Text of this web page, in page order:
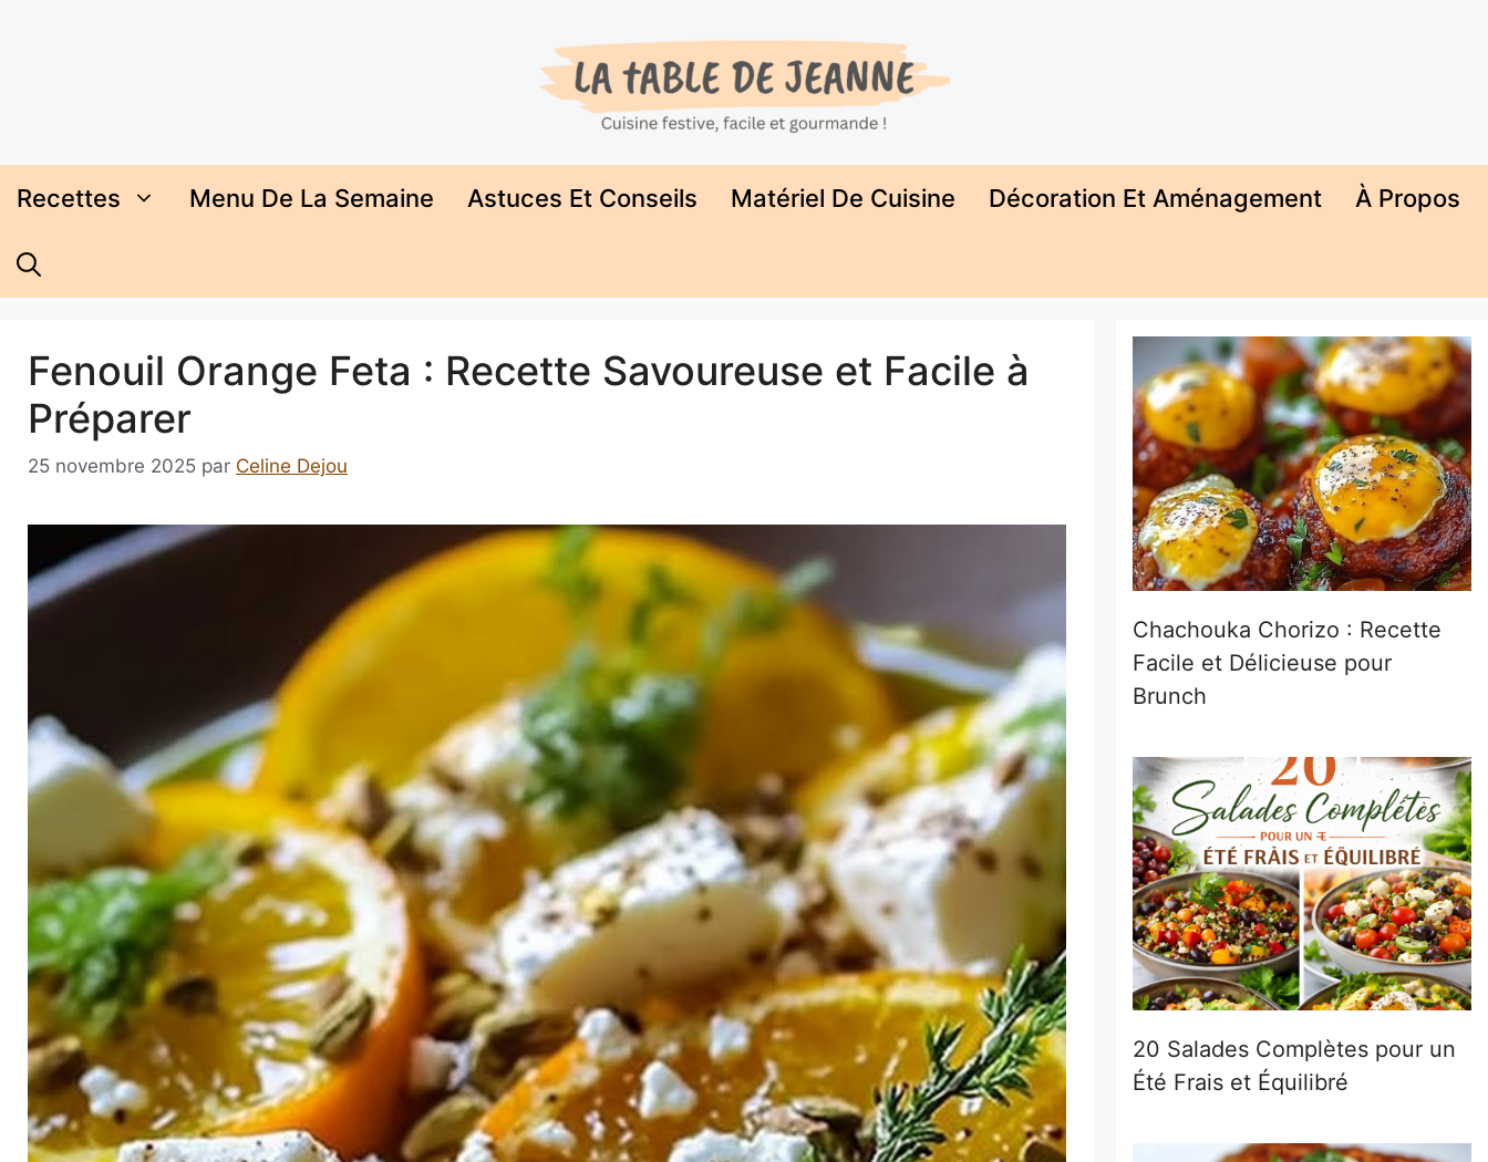
Recettes Menu De La Semaine Astuces Et Conseils Matériel De Cuisine Décoration Et Aménagement À Propos
Fenouil Orange Feta : Recette Savoureuse et Facile à
Préparer
25 novembre 2025 par Celine Dejou
Chachouka Chorizo : Recette
Facile et Délicieuse pour
Brunch
20 Salades Complètes pour un
Été Frais et Équilibré